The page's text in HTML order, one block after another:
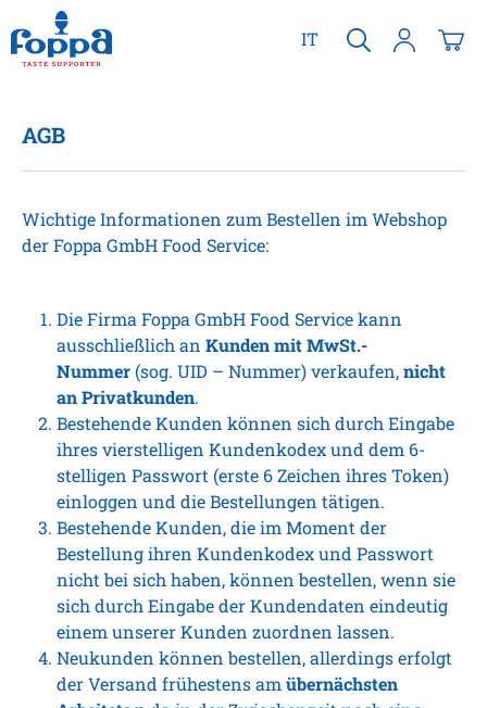
springen
IT
AGB
Wichtige Informationen zum Bestellen im Webshop
der Foppa GmbH Food Service:
Die Firma Foppa GmbH Food Service kann
ausschließlich an Kunden mit MwSt.-
Nummer (sog. UID – Nummer) verkaufen,nicht
an Privatkunden.
Bestehende Kunden können sich durch Eingabe
ihres vierstelligen Kundenkodex und dem 6-
stelligen Passwort (erste 6 Zeichen ihres Token)
einloggen und die Bestellungen tätigen.
Bestehende Kunden, die im Moment der
Bestellung ihren Kundenkodex und Passwort
nicht bei sich haben, können bestellen, wenn sie
sich durch Eingabe der Kundendaten eindeutig
einem unserer Kunden zuordnen lassen.
Neukunden können bestellen, allerdings erfolgt
der Versand frühestens am übernächsten